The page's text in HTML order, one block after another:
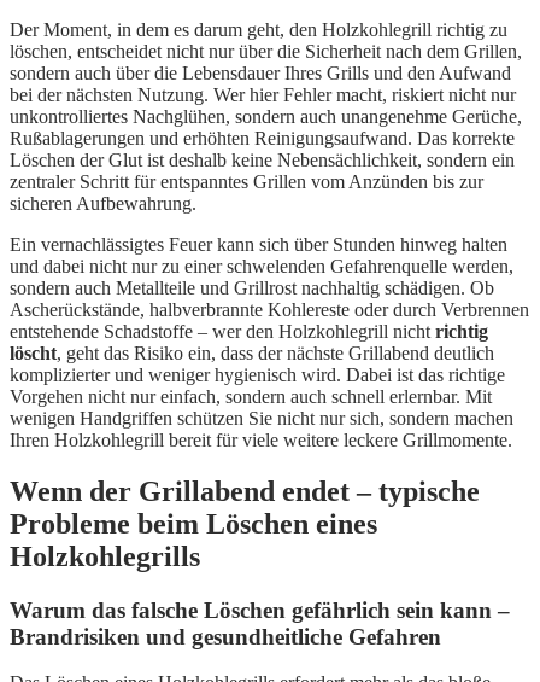
Der Moment, in dem es darum geht, den Holzkohlegrill richtig zu
löschen, entscheidet nicht nur über die Sicherheit nach dem Grillen,
sondern auch über die Lebensdauer Ihres Grills und den Aufwand
bei der nächsten Nutzung. Wer hier Fehler macht, riskiert nicht nur
unkontrolliertes Nachglühen, sondern auch unangenehme Gerüche,
Rußablagerungen und erhöhten Reinigungsaufwand. Das korrekte
Löschen der Glut ist deshalb keine Nebensächlichkeit, sondern ein
zentraler Schritt für entspanntes Grillen vom Anzünden bis zur
sicheren Aufbewahrung.
Ein vernachlässigtes Feuer kann sich über Stunden hinweg halten
und dabei nicht nur zu einer schwelenden Gefahrenquelle werden,
sondern auch Metallteile und Grillrost nachhaltig schädigen. Ob
Ascherückstände, halbverbrannte Kohlereste oder durch Verbrennen
entstehende Schadstoffe – wer den Holzkohlegrill nicht richtig
löscht, geht das Risiko ein, dass der nächste Grillabend deutlich
komplizierter und weniger hygienisch wird. Dabei ist das richtige
Vorgehen nicht nur einfach, sondern auch schnell erlernbar. Mit
wenigen Handgriffen schützen Sie nicht nur sich, sondern machen
Ihren Holzkohlegrill bereit für viele weitere leckere Grillmomente.
Wenn der Grillabend endet – typische
Probleme beim Löschen eines
Holzkohlegrills
Warum das falsche Löschen gefährlich sein kann –
Brandrisiken und gesundheitliche Gefahren